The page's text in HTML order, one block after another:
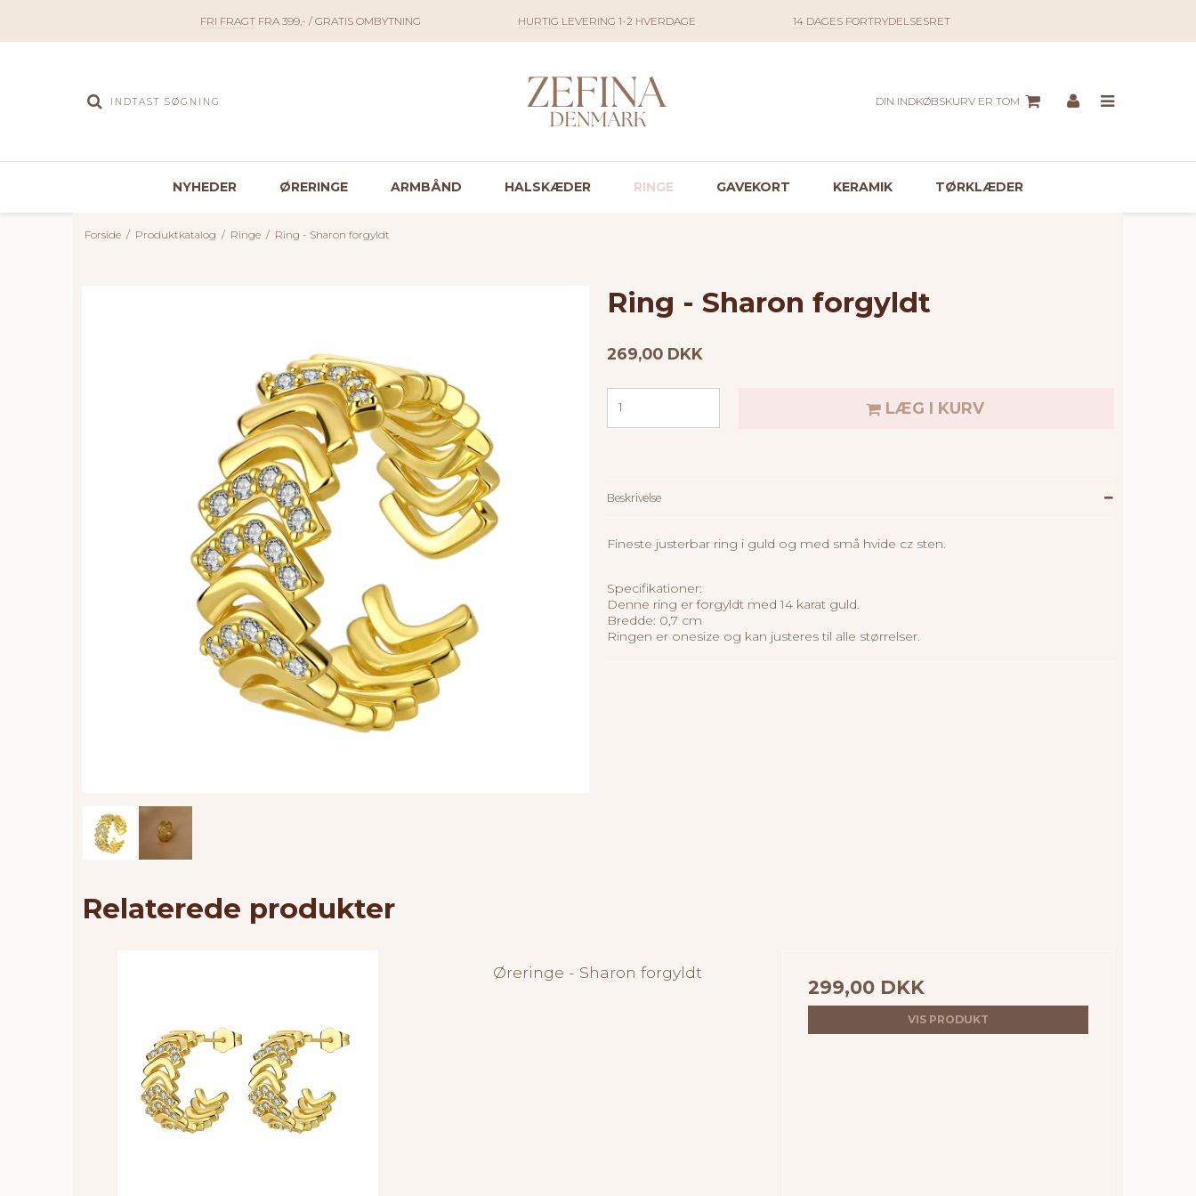
FRI FRAGTFRA 399,- / GRATIS OMBYTNING HURTIG LEVERING 1-2 HVERDAGE 14 DAGESFORTRYDELSESRET
DIN INDKØBSKURV ER TOM
NYHEDER ØRERINGE ARMBÅND HALSKÆDER RINGE GAVEKORT KERAMIK TØRKLÆDER
Forside / Produktkatalog / Ringe / Ring - Sharon forgyldt
Ring - Sharon forgyldt
269,00 DKK
LÆG I KURV
Beskrivelse
Fineste justerbar ring i guld og med små hvide cz sten.
Specifikationer:
Denne ring er forgyldt med 14 karat guld.
Bredde: 0,7 cm
Ringen er onesize og kan justeres til alle størrelser.
Relaterede produkter
Øreringe - Sharon forgyldt
299,00 DKK
VIS PRODUKT